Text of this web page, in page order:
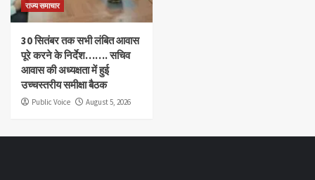
राज्य समाचार
30 सितंबर तक सभी लंबित आवास
पूरे करने के निर्देश……. सचिव
आवास की अध्यक्षता में हुई
उच्चस्तरीय समीक्षा बैठक
Public Voice August 5, 2026